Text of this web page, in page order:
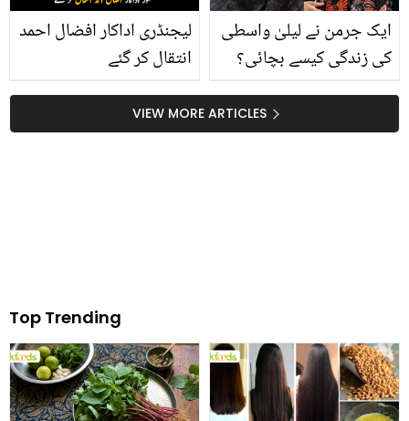
لیجنڈری اداکار افضال احمد
انتقال کر گئے
ایک جرمن نے لیلیٰ واسطی
کی زندگی کیسے بچائی؟
انکشاف نے سب کو چونکا
دیا
VIEW MORE ARTICLES
Top Trending